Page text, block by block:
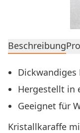
Beschreibung
Hergestellt in
Geeignet für
Kristallkaraffe